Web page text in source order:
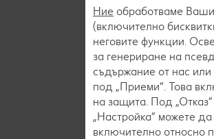
Ние обработваме
(включително
неговите функции.
за генериране на
съдържание от нас или
под „Приеми“. Това
на защита. Под
„Настройка“ можете
включително относно